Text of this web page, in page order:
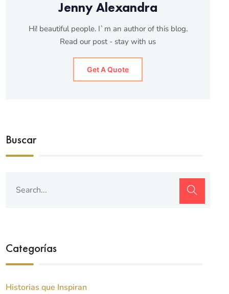
Jenny Alexandra
Hi! beautiful people. I`m an author of this blog.
Read our post - stay with us
Get A Quote
Buscar
Categorías
Historias que Inspiran